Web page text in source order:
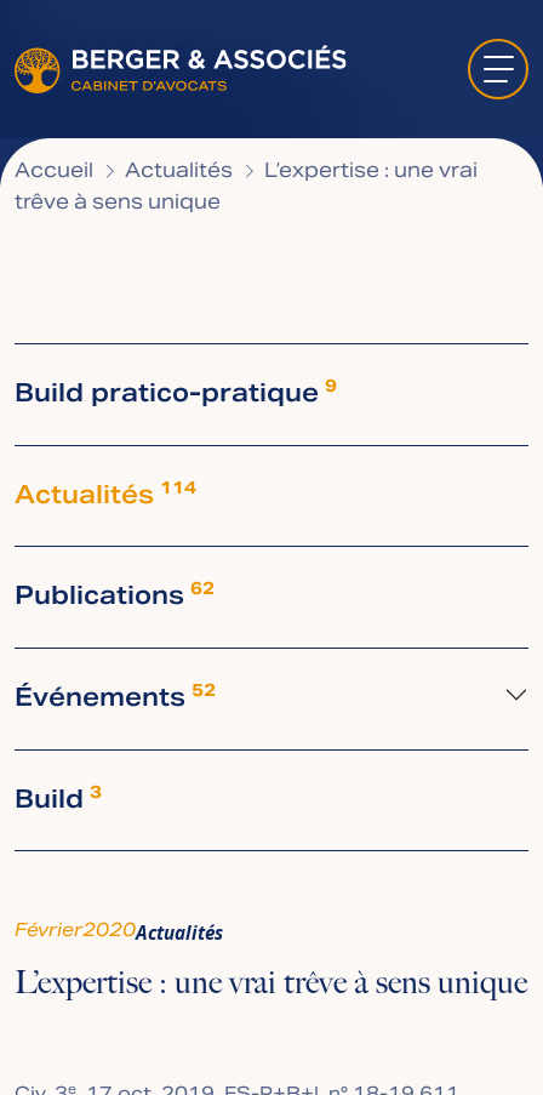
Accueil Actualités L’expertise : une vrai
trêve à sens unique
Build pratico-pratique 9
Actualités 114
Publications 62
Événements 52
Build 3
Février2020Actualités
L’expertise : une vrai trêve à sens unique